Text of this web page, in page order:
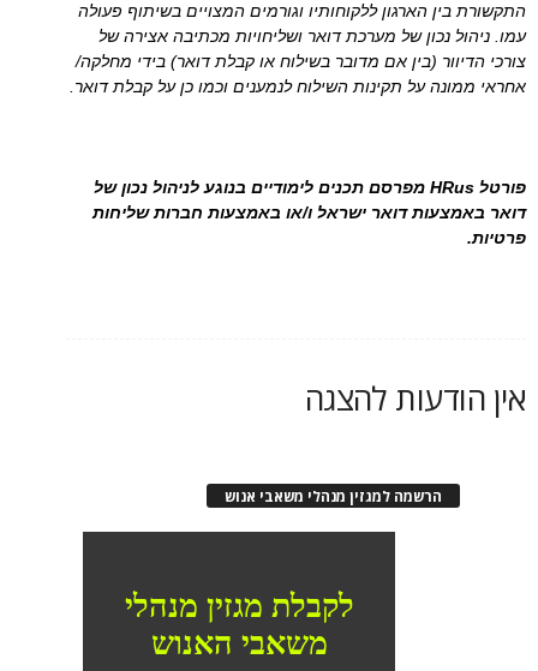
התקשורת בין הארגון ללקוחותיו וגורמים המצויים בשיתוף פעולה
עמו. ניהול נכון של מערכת דואר ושליחויות מכתיבה אצירה של
צורכי הדיוור (בין אם מדובר בשילוח או קבלת דואר) בידי מחלקה/
אחראי ממונה על תקינות השילוח לנמענים וכמו כן על קבלת דואר.
פורטל HRus מפרסם תכנים לימודיים בנוגע לניהול נכון של
דואר באמצעות דואר ישראל ו/או באמצעות חברות שליחות
פרטיות.
אין הודעות להצגה
הרשמה למגזין מנהלי משאבי אנוש